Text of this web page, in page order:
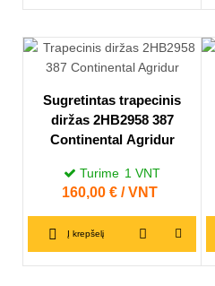
Sugretintas trapecinis
diržas 2HB2958 387
Continental Agridur
Turime 1 VNT
Kaina
160,00 € / VNT
Į krepšelį